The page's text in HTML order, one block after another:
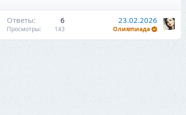
Ответы 6
Просмотры 143
23.02.2026
Олимпиада